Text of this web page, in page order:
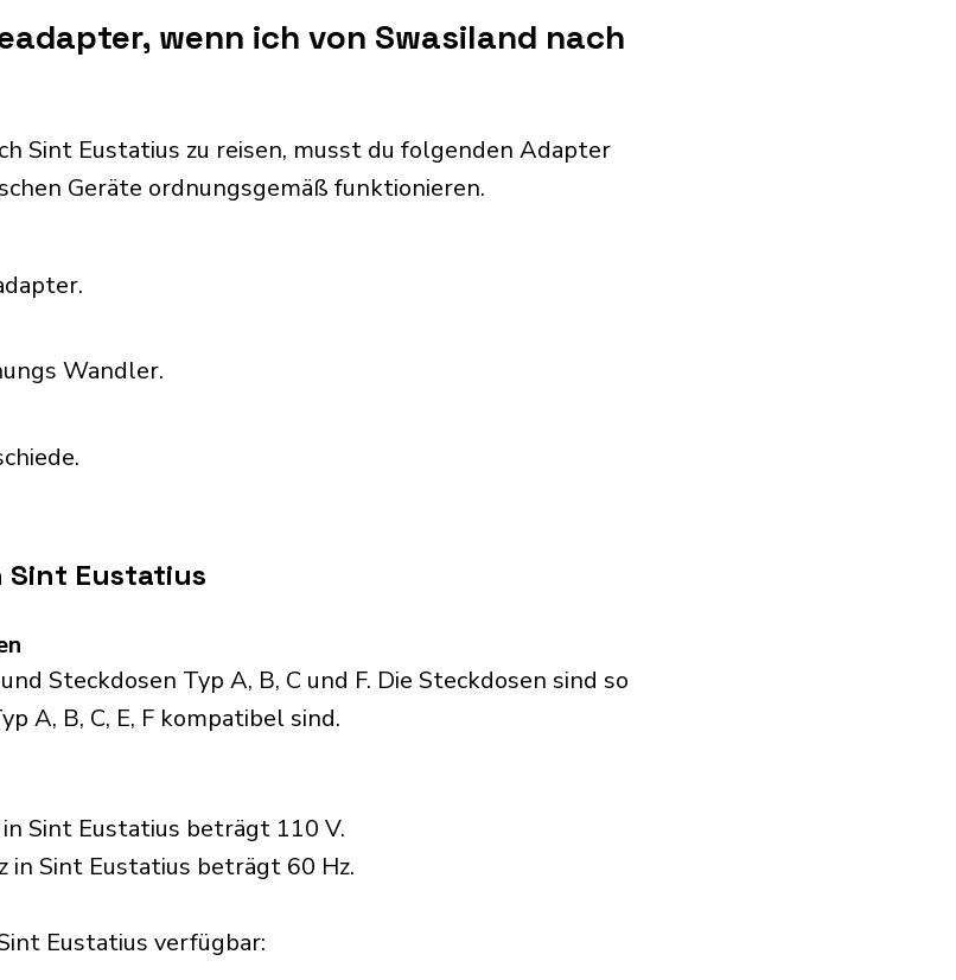
wenn ich von Swasiland nach
Sint Eustatius zu reisen, musst du folgenden Adapter
Geräte ordnungsgemäß funktionieren.
Wandler.
Sint Eustatius
Steckdosen Typ A, B, C und F. Die Steckdosen sind so
A, B, C, E, F kompatibel sind.
Sint Eustatius beträgt 110 V.
in Sint Eustatius beträgt 60 Hz.
Eustatius verfügbar:​